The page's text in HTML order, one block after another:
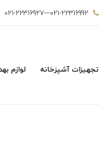
021-22316992---021-22316927
تجهیزات آشپزخانه لوازم